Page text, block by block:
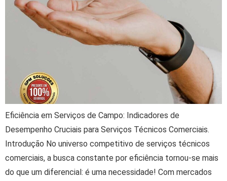
Eficiência em Serviços de Campo: Indicadores de
Desempenho Cruciais para Serviços Técnicos Comerciais.
Introdução No universo competitivo de serviços técnicos
comerciais, a busca constante por eficiência tornou-se mais
do que um diferencial: é uma necessidade! Com mercados